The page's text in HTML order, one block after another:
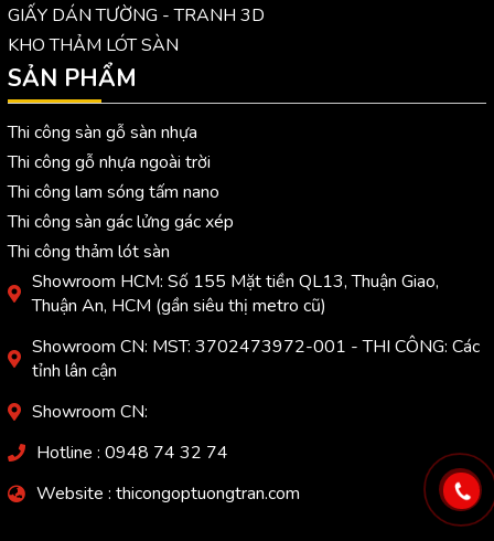
GIẤY DÁN TƯỜNG - TRANH 3D
KHO THẢM LÓT SÀN
SẢN PHẨM
Thi công sàn gỗ sàn nhựa
Thi công gỗ nhựa ngoài trời
Thi công lam sóng tấm nano
Thi công sàn gác lửng gác xép
Thi công thảm lót sàn
Showroom HCM: Số 155 Mặt tiền QL13, Thuận Giao,
Thuận An, HCM (gần siêu thị metro cũ)
Showroom CN: MST: 3702473972-001 - THI CÔNG: Các
tỉnh lân cận
Showroom CN:
Hotline : 0948 74 32 74
Website : thicongoptuongtran.com